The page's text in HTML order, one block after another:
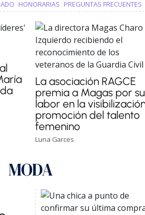
HONORARIAS PREGUNTAS FRECUENTES
La asociación RAGCE
premia a Magas por su
labor en la
promoción del talento
femenino
Luna Garces
MODA